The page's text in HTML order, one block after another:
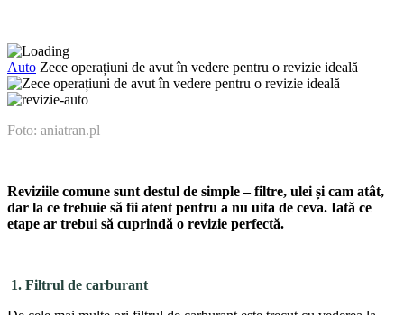
Auto Zece operațiuni de avut în vedere pentru o revizie ideală
Foto: aniatran.pl
Reviziile comune sunt destul de simple – fil­tre, ulei și cam atât,
dar la ce trebuie să fii atent pentru a nu uita de ceva. Iată ce
etape ar trebui să cuprindă o re­vizie perfectă.
1. Filtrul de carburant